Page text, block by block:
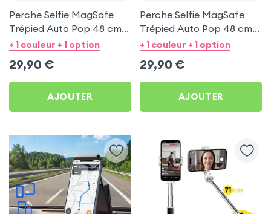
Perche Selfie MagSafe
Trépied Auto Pop 48 cm
Blanc pour Sony Xperia
+ 1 couleur + 1 option
29,90 €
AJOUTER
Perche Selfie MagSafe
Trépied Auto Pop 48 cm
Noir pour Sony Xperia
+ 1 couleur + 1 option
29,90 €
AJOUTER